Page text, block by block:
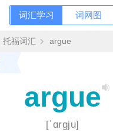
词汇学习 词网图
托福词汇 argue
argue
[ˈɑrgju]